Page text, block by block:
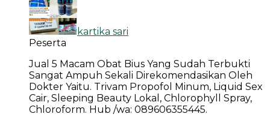
kartika sari
Peserta
Jual 5 Macam Obat Bius Yang Sudah Terbukti
Sangat Ampuh Sekali Direkomendasikan Oleh
Dokter Yaitu. Trivam Propofol Minum, Liquid Sex
Cair, Sleeping Beauty Lokal, Chlorophyll Spray,
Chloroform. Hub /wa: 089606355445.